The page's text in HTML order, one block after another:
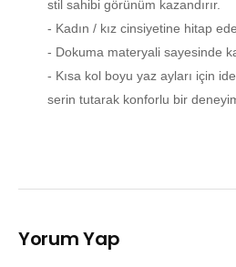
stil sahibi görünüm kazandırır.
- Kadın / kız cinsiyetine hitap
- Dokuma materyali sayesinde
- Kısa kol boyu yaz ayları için
serin tutarak konforlu bir
Yorum Yap